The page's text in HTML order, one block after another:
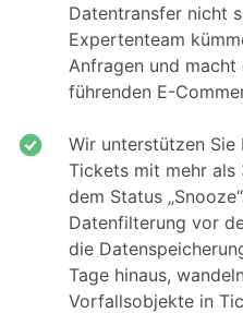
Datentransfer nicht
Expertenteam
Anfragen und macht
führenden E-
Wir unterstützen
Tickets mit mehr als
dem Status
Datenfilterung vor
die
Tage hinaus,
Vorfallsobjekte in